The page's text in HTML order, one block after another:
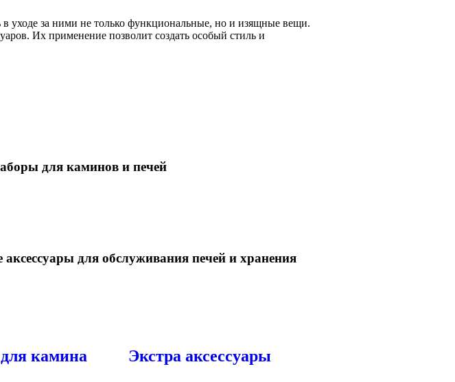
в уходе за ними не только функциональные, но и изящные вещи.
Их применение позволит создать особый стиль и
для каминов и печей
для обслуживания печей и хранения
камина Экстра аксессуары